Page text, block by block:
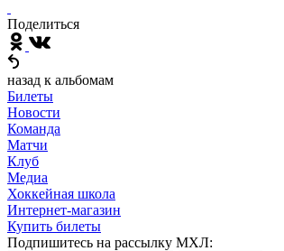
Поделиться
назад к альбомам
Билеты
Новости
Команда
Матчи
Клуб
Медиа
Хоккейная школа
Интернет-магазин
Купить билеты
Подпишитесь на рассылку МХЛ: